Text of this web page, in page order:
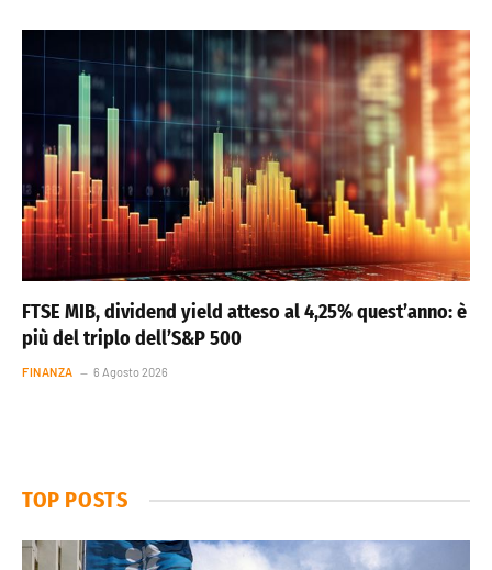
FTSE MIB, dividend yield atteso al 4,25% quest’anno: è
più del triplo dell’S&P 500
FINANZA 6 Agosto 2026
TOP POSTS